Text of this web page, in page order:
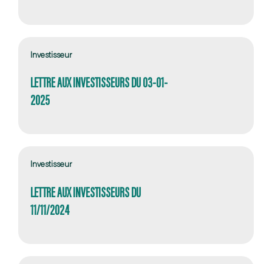
Investisseur
LETTRE AUX INVESTISSEURS DU 03-01-
2025
Investisseur
LETTRE AUX INVESTISSEURS DU
11/11/2024